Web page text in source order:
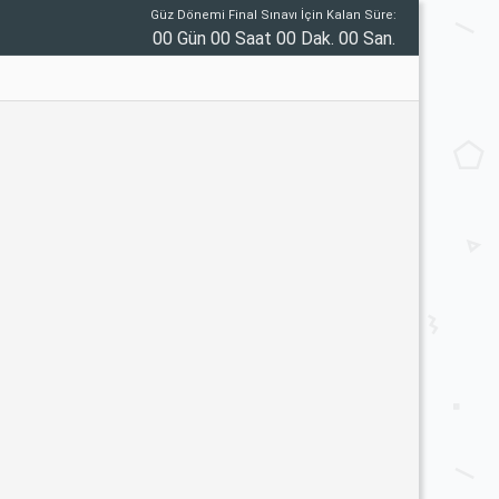
Güz Dönemi Final Sınavı İçin Kalan Süre:
00 Gün 00 Saat 00 Dak. 00 San.